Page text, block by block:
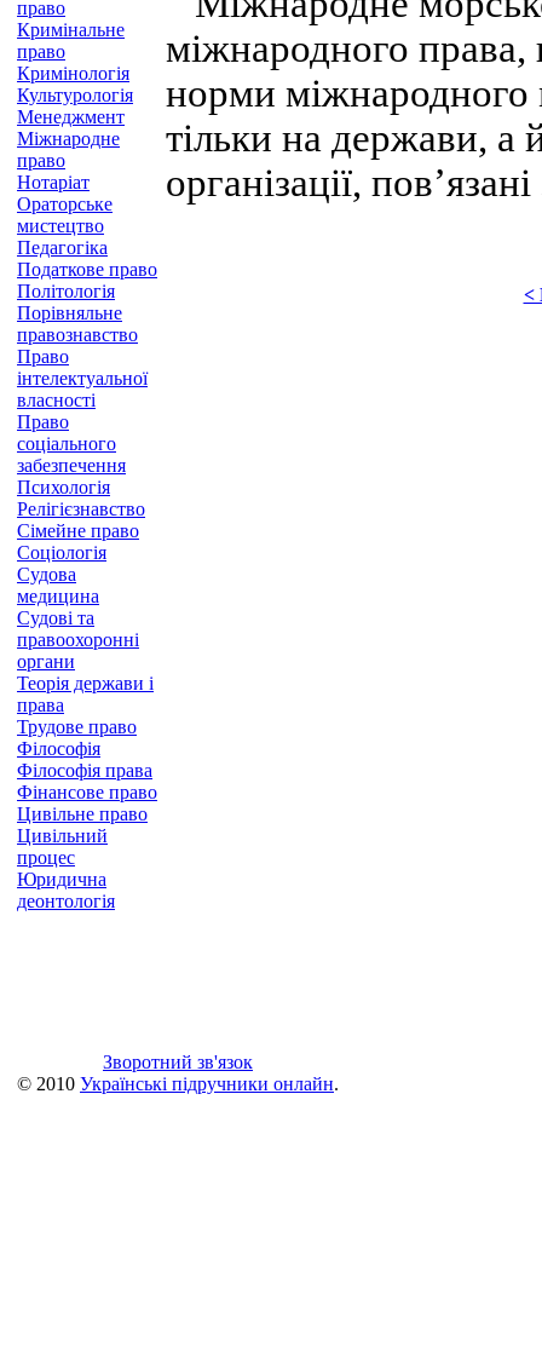
право
Кримінальне
право
Кримінологія
Культурологія
Менеджмент
Міжнародне
право
Нотаріат
Ораторське
мистецтво
Педагогіка
Податкове право
Політологія
Порівняльне
правознавство
Право
інтелектуальної
власності
Право
соціального
забезпечення
Психологія
Релігієзнавство
Сімейне право
Соціологія
Судова
медицина
Судові та
правоохоронні
органи
Теорія держави і
права
Трудове право
Філософія
Філософія права
Фінансове право
Цивільне право
Цивільний
процес
Юридична
деонтологія
міжнародного права,
норми
тільки на держави, а
організації,
<
Зворотний зв'язок
© 2010 Українські підручники онлайн.